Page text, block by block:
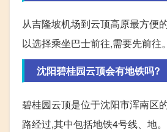
从吉隆坡机场到云顶高原最方便
以选择乘坐巴士前往,需要先前往。
沈阳碧桂园云顶会有地铁吗?
碧桂园云顶是位于沈阳市浑南区
路经过,其中包括地铁4号线、地。